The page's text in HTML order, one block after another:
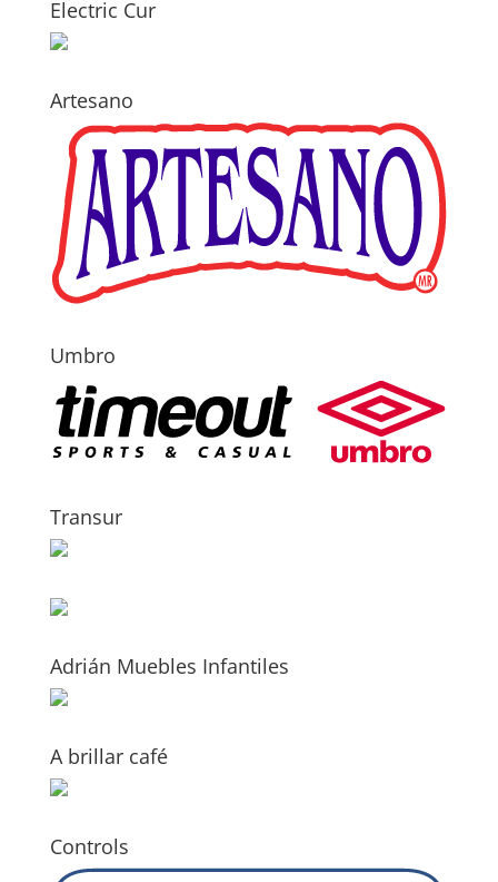
Electric Cur
Artesano
Umbro
Transur
Adrián Muebles Infantiles
A brillar café
Controls